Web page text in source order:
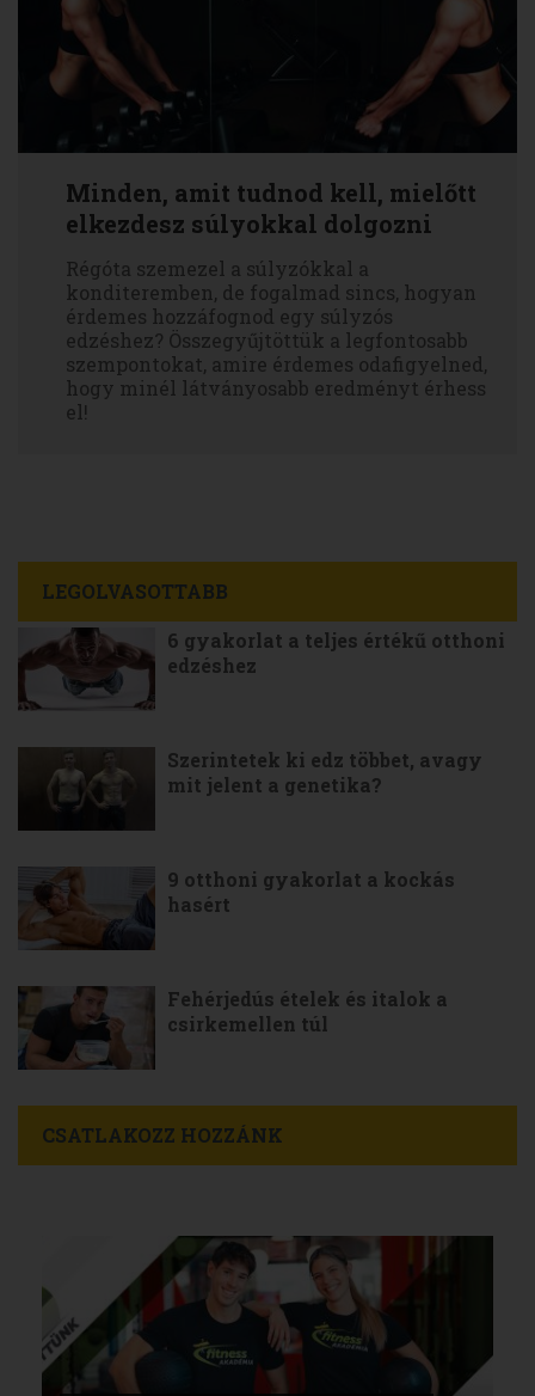
Minden, amit tudnod kell, mielőtt
elkezdesz súlyokkal dolgozni
Régóta szemezel a súlyzókkal a
konditeremben, de fogalmad sincs, hogyan
érdemes hozzáfognod egy súlyzós
edzéshez? Összegyűjtöttük a legfontosabb
szempontokat, amire érdemes odafigyelned,
hogy minél látványosabb eredményt érhess
el!
LEGOLVASOTTABB
6 gyakorlat a teljes értékű otthoni
edzéshez
Szerintetek ki edz többet, avagy
mit jelent a genetika?
9 otthoni gyakorlat a kockás
hasért
Fehérjedús ételek és italok a
csirkemellen túl
CSATLAKOZZ HOZZÁNK